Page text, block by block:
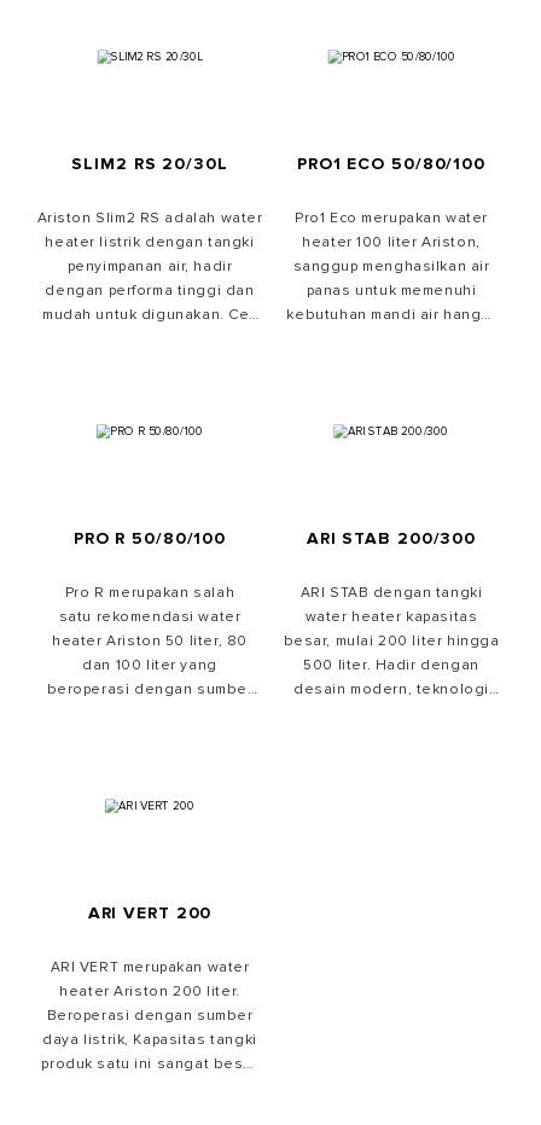
SLIM2 RS 20/30L
Ariston Slim2 RS adalah water
heater listrik dengan tangki
penyimpanan air, hadir
dengan performa tinggi dan
mudah untuk digunakan. Cek
tombol 'Beli di Sini'.
PRO1 ECO 50/80/100
Pro1 Eco merupakan water
heater 100 liter Ariston,
sanggup menghasilkan air
panas untuk memenuhi
kebutuhan mandi air hangat
Sini".
PRO R 50/80/100
Pro R merupakan salah
satu rekomendasi water
heater Ariston 50 liter, 80
dan 100 liter yang
beroperasi dengan sumber
ARI STAB 200/300
ARI STAB dengan tangki
water heater kapasitas
besar, mulai 200 liter hingga
500 liter. Hadir dengan
desain modern, teknologi
ARI VERT 200
ARI VERT merupakan water
heater Ariston 200 liter.
Beroperasi dengan sumber
daya listrik, Kapasitas tangki
produk satu ini sangat besar